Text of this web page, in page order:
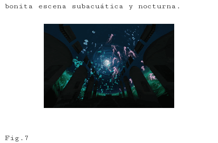
bonita escena subacuática y nocturna.
Fig.7